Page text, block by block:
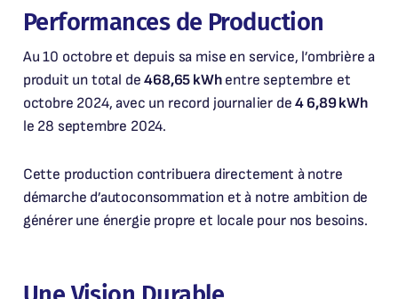
Performances de Production
Au 10 octobre et depuis sa mise en service, l’ombrière a
produit un total de468,65 kWhentre septembre et
octobre 2024, avec un record journalier de4 6,89 kWh
le 28 septembre 2024.
Cette production contribuera directement à notre
démarche d’autoconsommation et à notre ambition de
générer une énergie propre et locale pour nos besoins.